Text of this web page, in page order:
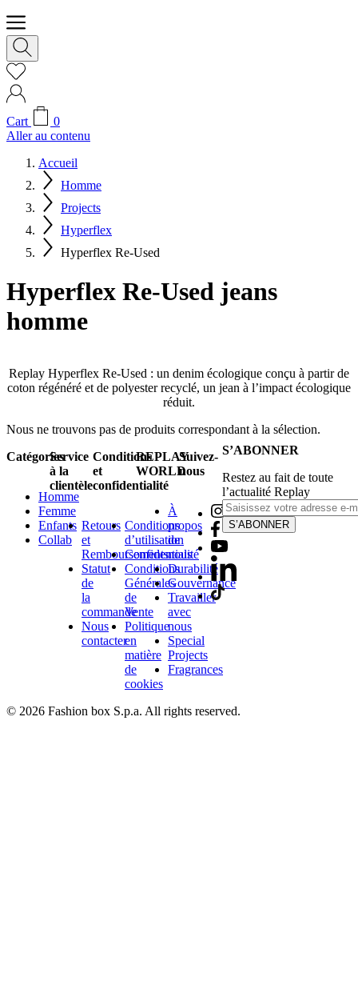
Cart
0
Aller au contenu
Accueil
Homme
Projects
Hyperflex
Hyperflex Re-Used
Hyperflex Re-Used jeans
homme
Replay Hyperflex Re-Used : un denim écologique conçu à partir de
coton régénéré et de polyester recyclé, un jean à l’impact écologique
réduit.
Nous ne trouvons pas de produits correspondant à la sélection.
Catégories
Homme
Femme
Enfants
Collab
Service
à la
clientèle
Retours
et
Remboursements
Statut
de
la
commande
Nous
contacter
Conditions
et
confidentialité
Conditions
d’utilisation
Confidentialité
Conditions
Générales
de
Vente
Politique
en
matière
de
cookies
REPLAY
WORLD
À
propos
de
nous
Durabilité
Gouvernance
Travailler
avec
nous
Special
Projects
Fragrances
Suivez-
nous
S’ABONNER
Restez au fait de toute
l’actualité Replay
S’ABONNER
© 2026 Fashion box S.p.a. All rights reserved.